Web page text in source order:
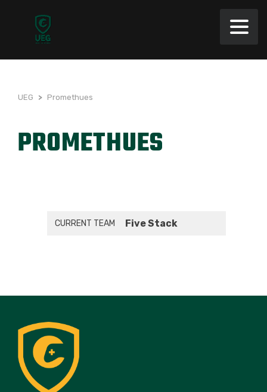
UEG > Promethues
PROMETHUES
CURRENT TEAM Five Stack